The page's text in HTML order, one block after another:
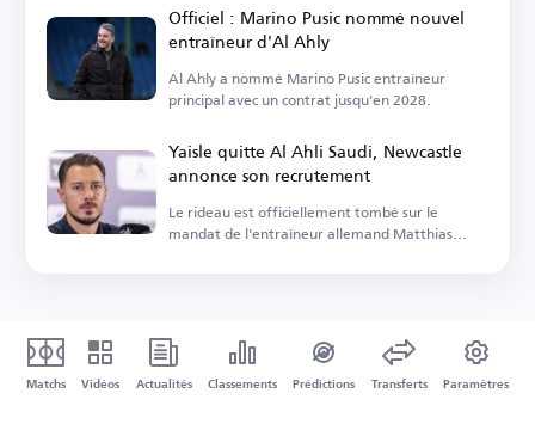
Officiel : Marino Pusic nommé nouvel
entraîneur d'Al Ahly
Al Ahly a nommé Marino Pusic entraîneur
principal avec un contrat jusqu'en 2028.
Yaisle quitte Al Ahli Saudi, Newcastle
annonce son recrutement
Le rideau est officiellement tombé sur le
mandat de l'entraîneur allemand Matthias
Matchs Vidéos Actualités Classements Prédictions Transferts Paramètres